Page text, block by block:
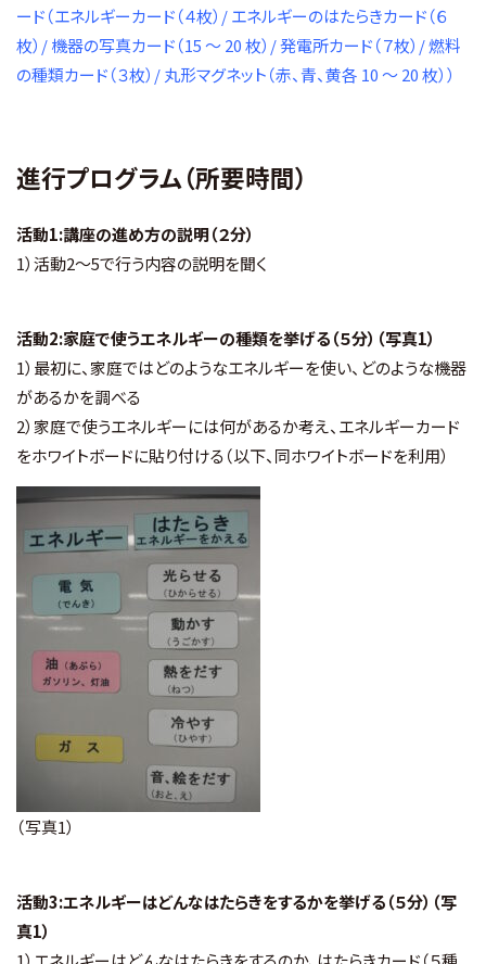
ード（エネルギーカード（４枚）/ エネルギーのはたらきカード（６
枚）/ 機器の写真カード（15 ～ 20 枚）/ 発電所カード（７枚）/ 燃料
の種類カード（３枚）/ 丸形マグネット（赤、青、黄各 10 ～ 20 枚））
進行プログラム（所要時間）
活動1:講座の進め方の説明（２分）
1）活動2～5で行う内容の説明を聞く
活動2:家庭で使うエネルギーの種類を挙げる（５分）（写真1）
1）最初に、家庭ではどのようなエネルギーを使い、どのような機器
があるかを調べる
2）家庭で使うエネルギーには何があるか考え、エネルギーカード
をホワイトボードに貼り付ける（以下、同ホワイトボードを利用）
（写真1）
活動3:エネルギーはどんなはたらきをするかを挙げる（５分）（写
真1）